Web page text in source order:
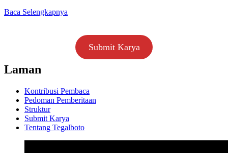
Baca Selengkapnya
Submit Karya
Laman
Kontribusi Pembaca
Pedoman Pemberitaan
Struktur
Submit Karya
Tentang Tegalboto